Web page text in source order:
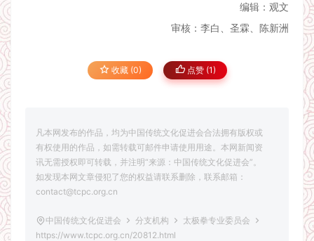
编辑：观文
审核：李白、圣霖、陈新洲
收藏 (0) 点赞 (1)
凡本网发布的作品，均为中国传统文化促进会合法拥有版权或
有权使用的作品，如需转载可邮件申请使用用途。本网新闻资
讯无需授权即可转载，并注明“来源：中国传统文化促进会”。
如发现本网文章侵犯了您的权益请联系删除，联系邮箱：
contact@tcpc.org.cn
中国传统文化促进会 分支机构
太极拳专业委员会
https://www.tcpc.org.cn/20812.html